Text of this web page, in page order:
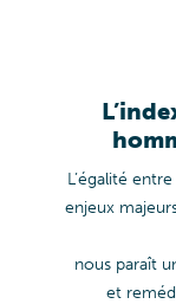
L’égalité
enjeux
nous paraît
et